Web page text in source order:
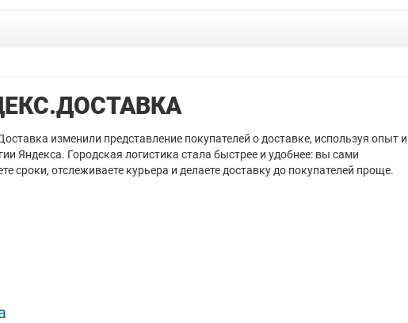
изменили представление покупателей о доставке, используя опыт и
Яндекса. Городская логистика стала быстрее и удобнее: вы сами
сроки, отслеживаете курьера и делаете доставку до покупателей проще.